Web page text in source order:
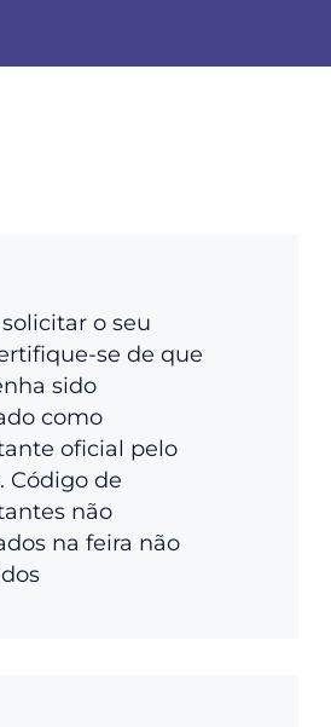
o seu
se de que
sido
como
oficial pelo
Código de
não
na feira não